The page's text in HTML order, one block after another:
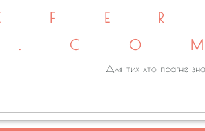
Для тих хто прагне